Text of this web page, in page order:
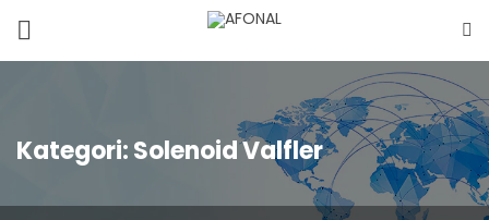
Kategori:Solenoid Valfler